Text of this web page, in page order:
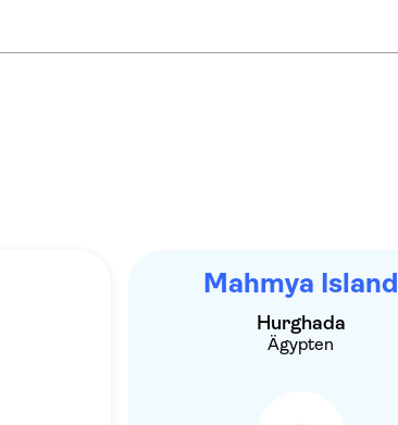
Mahmya Island
Hurghada
Ägypten